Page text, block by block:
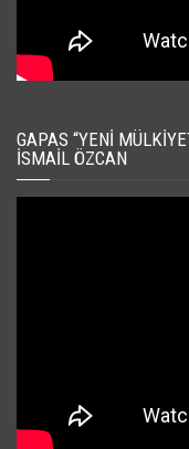
GAPAS “YENI
İSMAIL ÖZCAN